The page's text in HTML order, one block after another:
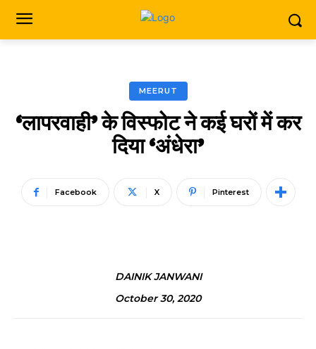
MEERUT
‘लापरवाही’ के विस्फोट ने कई घरों में कर
दिया ‘अंधेरा’
Facebook X Pinterest
DAINIK JANWANI
October 30, 2020